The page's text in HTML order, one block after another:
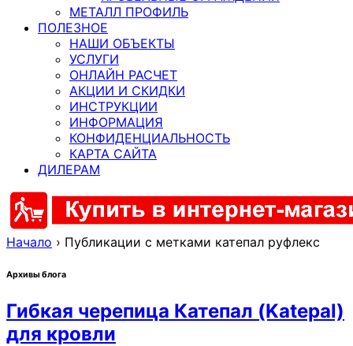
МЕТАЛЛ ПРОФИЛЬ
ПОЛЕЗНОЕ
НАШИ ОБЪЕКТЫ
УСЛУГИ
ОНЛАЙН РАСЧЕТ
АКЦИИ И СКИДКИ
ИНСТРУКЦИИ
ИНФОРМАЦИЯ
КОНФИДЕНЦИАЛЬНОСТЬ
КАРТА САЙТА
ДИЛЕРАМ
Начало › Публикации с метками катепал руфлекс
Архивы блога
Гибкая черепица Катепал (Katepal)
для кровли